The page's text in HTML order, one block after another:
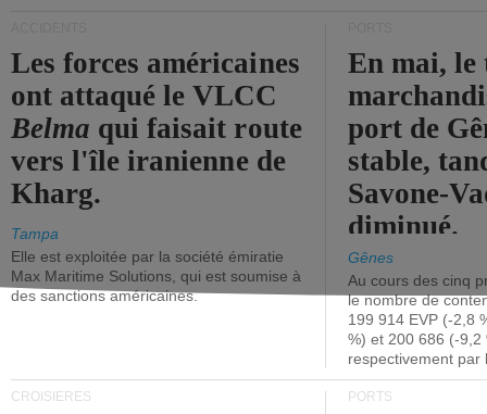
Les forces américaines
ont attaqué le VLCC
Belma qui faisait route
vers l'île iranienne de
Kharg.
Tampa
Elle est exploitée par la société émiratie
Max Maritime Solutions, qui est soumise à
des sanctions américaines.
En mai, le
port de
stable,
Savone-
diminué.
Gênes
Au cours des cinq
le nombre de
199 914 EVP (-2,8
%) et 200 686 (-9,2
respectivement par
CROISIÈRES PORTS